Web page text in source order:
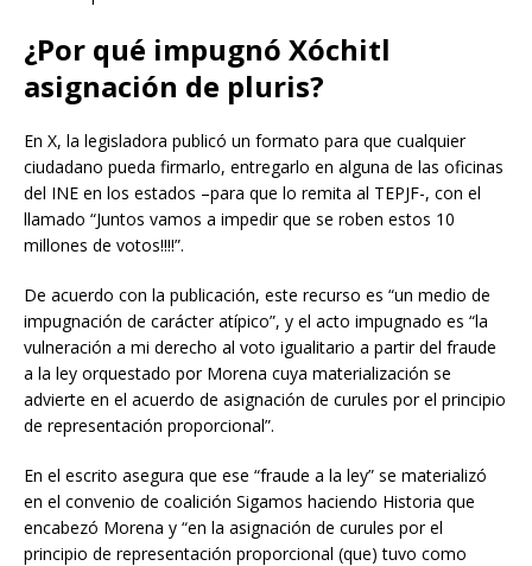
¿Por qué impugnó Xóchitl
asignación de pluris?
En X, la legisladora publicó un formato para que cualquier
ciudadano pueda firmarlo, entregarlo en alguna de las oficinas
del INE en los estados –para que lo remita al TEPJF-, con el
llamado “Juntos vamos a impedir que se roben estos 10
millones de votos!!!!”.
De acuerdo con la publicación, este recurso es “un medio de
impugnación de carácter atípico”, y el acto impugnado es “la
vulneración a mi derecho al voto igualitario a partir del fraude
a la ley orquestado por Morena cuya materialización se
advierte en el acuerdo de asignación de curules por el principio
de representación proporcional”.
En el escrito asegura que ese “fraude a la ley” se materializó
en el convenio de coalición Sigamos haciendo Historia que
encabezó Morena y “en la asignación de curules por el
principio de representación proporcional (que) tuvo como